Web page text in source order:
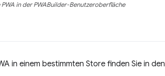
PWA in der PWABuilder-Benutzeroberfläche
in einem bestimmten Store finden Sie in den